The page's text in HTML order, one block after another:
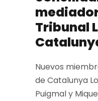
Tribunal
Nuevos
de Catalunya
Puigmal y